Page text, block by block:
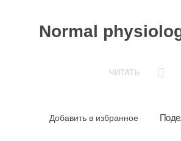
Normal
ЧИТАТЬ
Добавить в избранное